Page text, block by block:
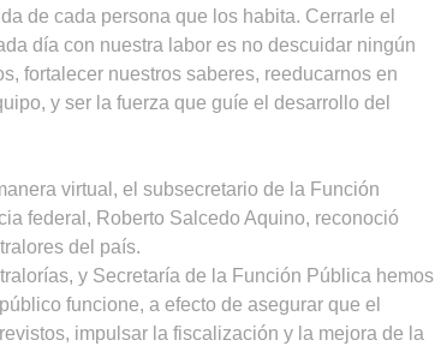
de cada persona que los habita. Cerrarle el
día con nuestra labor es no descuidar ningún
fortalecer nuestros saberes, reeducarnos en
y ser la fuerza que guíe el desarrollo del
virtual, el subsecretario de la Función
federal, Roberto Salcedo Aquino, reconoció
del país.
y Secretaría de la Función Pública hemos
funcione, a efecto de asegurar que el
impulsar la fiscalización y la mejora de la